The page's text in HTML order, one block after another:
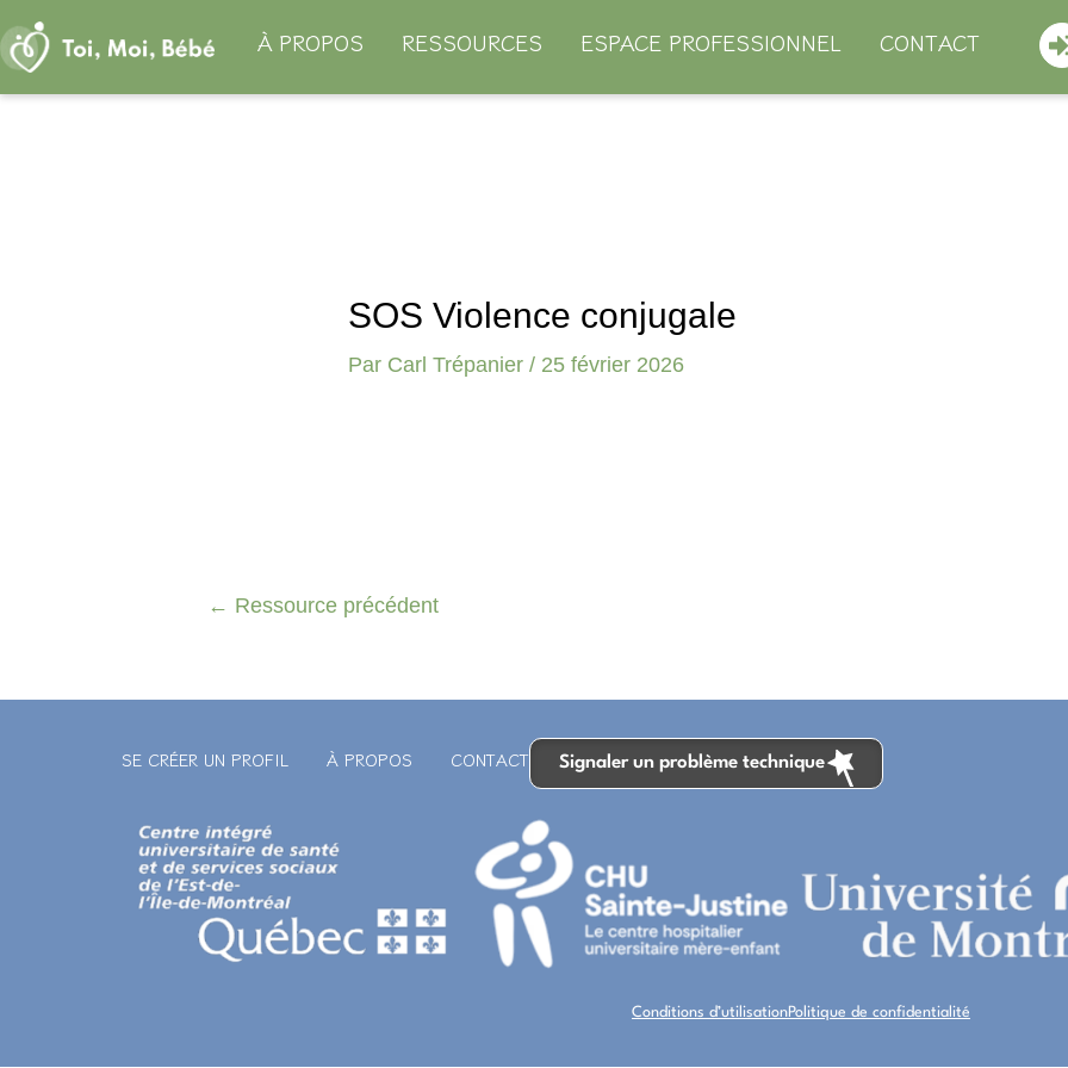
Aller
au
contenu
À PROPOS RESSOURCES ESPACE PROFESSIONNEL CONTACT
SOS Violence conjugale
Par Carl Trépanier/ 25 février 2026
← Ressource précédent
SE CRÉER UN PROFIL À PROPOS CONTACT Signaler un problème technique
Conditions d’utilisationPolitique de confidentialité